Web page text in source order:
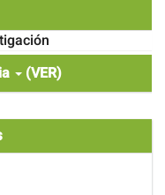
(VER)